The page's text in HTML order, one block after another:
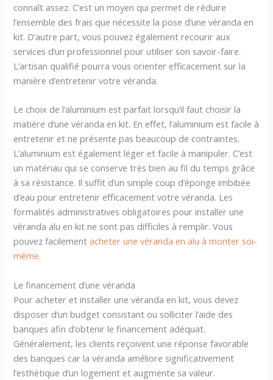
connaît assez. C’est un moyen qui permet de réduire
l’ensemble des frais que nécessite la pose d’une véranda en
kit. D’autre part, vous pouvez également recourir aux
services d’un professionnel pour utiliser son savoir-faire.
L’artisan qualifié pourra vous orienter efficacement sur la
manière d’entretenir votre véranda.
Le choix de l’aluminium est parfait lorsqu’il faut choisir la
matière d’une véranda en kit. En effet, l’aluminium est facile à
entretenir et ne présente pas beaucoup de contraintes.
L’aluminium est également léger et facile à manipuler. C’est
un matériau qui se conserve très bien au fil du temps grâce
à sa résistance. Il suffit d’un simple coup d’éponge imbibée
d’eau pour entretenir efficacement votre véranda. Les
formalités administratives obligatoires pour installer une
véranda alu en kit ne sont pas difficiles à remplir. Vous
pouvez facilementacheter une véranda en alu à monter soi-
même.
Le financement d’une véranda
Pour acheter et installer une véranda en kit, vous devez
disposer d’un budget consistant ou solliciter l’aide des
banques afin d’obtenir le financement adéquat.
Généralement, les clients reçoivent une réponse favorable
des banques car la véranda améliore significativement
l’esthétique d’un logement et augmente sa valeur.